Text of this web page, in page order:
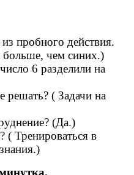
пробного действия.
чем синих.)
6 разделили на
решать? ( Задачи на
(Да.)
( Тренироваться в